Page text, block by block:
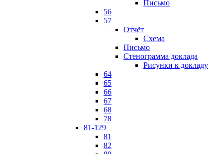
Письмо
56
57
Отчёт
Схема
Письмо
Стенограмма доклада
Рисунки к докладу
64
65
66
67
68
78
81-129
81
82